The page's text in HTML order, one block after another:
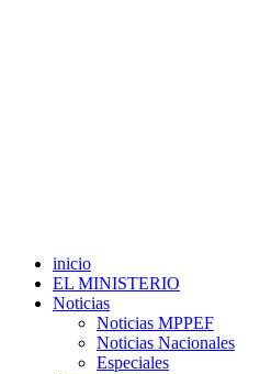
inicio
EL MINISTERIO
Noticias
Noticias MPPEF
Noticias Nacionales
Especiales